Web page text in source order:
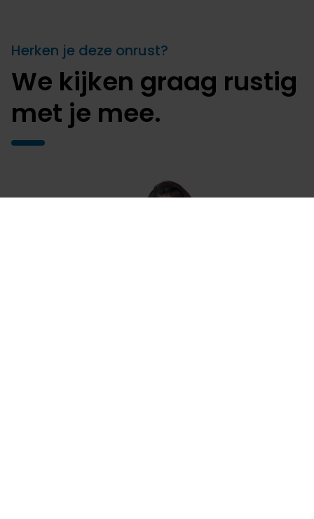
Herken je deze onrust?
We kijken graag rustig
met je mee.